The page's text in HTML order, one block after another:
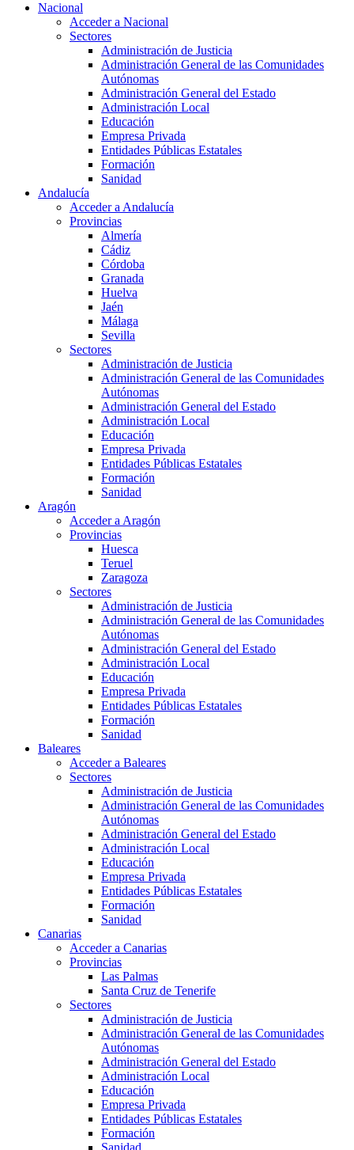
Nacional
Acceder a Nacional
Sectores
Administración de Justicia
Administración General de las Comunidades
Autónomas
Administración General del Estado
Administración Local
Educación
Empresa Privada
Entidades Públicas Estatales
Formación
Sanidad
Andalucía
Acceder a Andalucía
Provincias
Almería
Cádiz
Córdoba
Granada
Huelva
Jaén
Málaga
Sevilla
Sectores
Administración de Justicia
Administración General de las Comunidades
Autónomas
Administración General del Estado
Administración Local
Educación
Empresa Privada
Entidades Públicas Estatales
Formación
Sanidad
Aragón
Acceder a Aragón
Provincias
Huesca
Teruel
Zaragoza
Sectores
Administración de Justicia
Administración General de las Comunidades
Autónomas
Administración General del Estado
Administración Local
Educación
Empresa Privada
Entidades Públicas Estatales
Formación
Sanidad
Baleares
Acceder a Baleares
Sectores
Administración de Justicia
Administración General de las Comunidades
Autónomas
Administración General del Estado
Administración Local
Educación
Empresa Privada
Entidades Públicas Estatales
Formación
Sanidad
Canarias
Acceder a Canarias
Provincias
Las Palmas
Santa Cruz de Tenerife
Sectores
Administración de Justicia
Administración General de las Comunidades
Autónomas
Administración General del Estado
Administración Local
Educación
Empresa Privada
Entidades Públicas Estatales
Formación